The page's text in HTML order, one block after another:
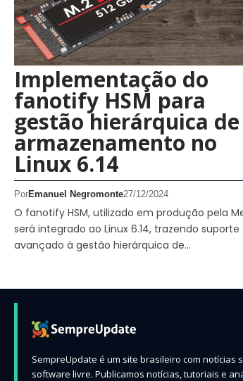
Implementação do
fanotify HSM para
gestão hierárquica de
armazenamento no
Linux 6.14
PorEmanuel Negromonte27/12/2024
O fanotify HSM, utilizado em produção pela
será integrado ao Linux 6.14, trazendo suporte
avançado à gestão hierárquica de…
SempreUpdate é um site brasileiro com notícias
software livre. Publicamos notícias, tutoriais e